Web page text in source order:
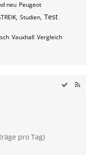
neu Peugeot
Studien, Test
Vauxhall Vergleich
pro Tag)